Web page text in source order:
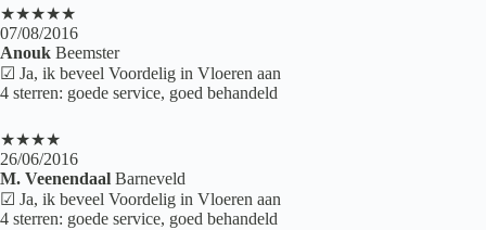
★★★★★
07/08/2016
Anouk Beemster
☑ Ja, ik beveel Voordelig in Vloeren aan
4 sterren: goede service, goed behandeld
★★★★
26/06/2016
M. Veenendaal Barneveld
☑ Ja, ik beveel Voordelig in Vloeren aan
4 sterren: goede service, goed behandeld